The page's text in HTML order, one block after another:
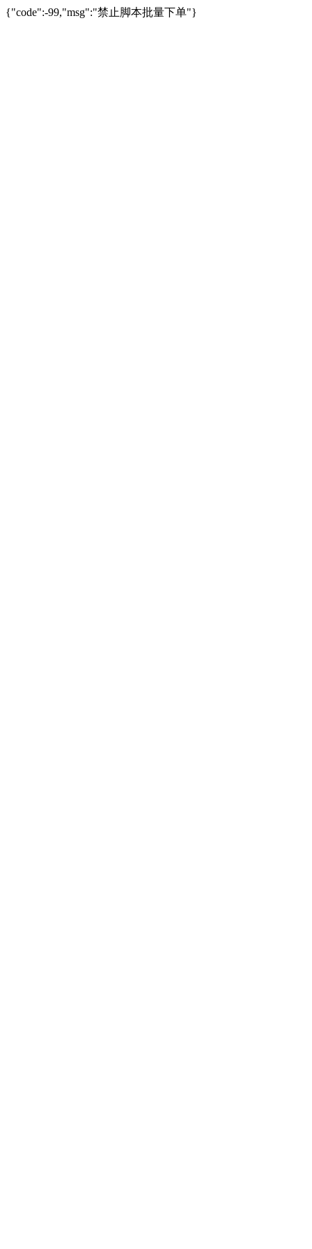
{"code":-99,"msg":"禁止脚本批量下单"}